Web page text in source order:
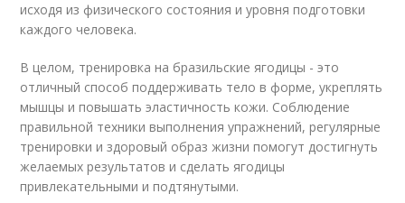
исходя из физического состояния и уровня подготовки
каждого человека.
В целом, тренировка на бразильские ягодицы - это
отличный способ поддерживать тело в форме, укреплять
мышцы и повышать эластичность кожи. Соблюдение
правильной техники выполнения упражнений, регулярные
тренировки и здоровый образ жизни помогут достигнуть
желаемых результатов и сделать ягодицы
привлекательными и подтянутыми.